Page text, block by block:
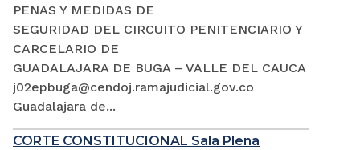
PENAS Y MEDIDAS DE
SEGURIDAD DEL CIRCUITO PENITENCIARIO Y
CARCELARIO DE
GUADALAJARA DE BUGA – VALLE DEL CAUCA
j02epbuga@cendoj.ramajudicial.gov.co
Guadalajara de...
CORTE CONSTITUCIONAL Sala Plena